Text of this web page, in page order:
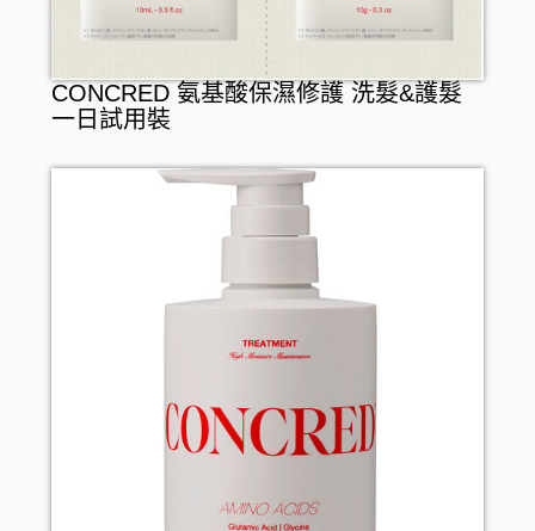
CONCRED 氨基酸保濕修護 洗髮&護髮
一日試用裝